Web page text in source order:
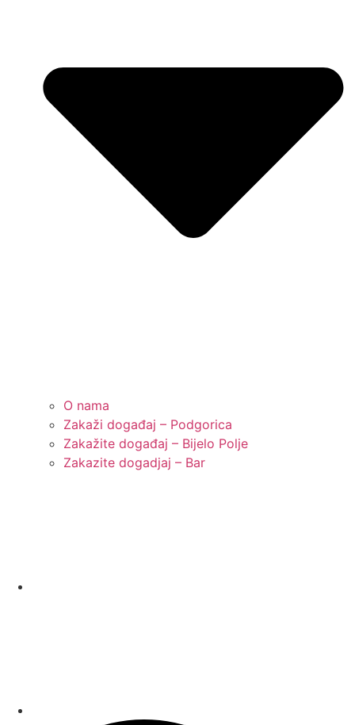
O nama
Zakaži događaj – Podgorica
Zakažite događaj – Bijelo Polje
Zakazite dogadjaj – Bar